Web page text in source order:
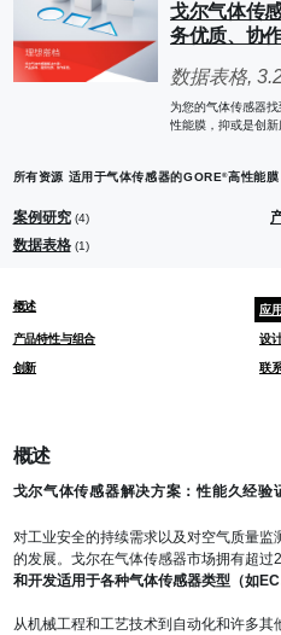
戈尔气体传
务优质、协
数据表格,
为您的气体传感器
性能膜，抑或是创新
所有资源 适用于气体传感器的GORE®高性能膜
案例研究(4)
数据表格(1)
概述 应用
产品特性与组合 设
创新 联
概述
戈尔气体传感器解决方案：性能久经验
对工业安全的持续需求以及对空气质量
的发展。戈尔在气体传感器市场拥有超过
和开发适用于各种气体传感器类型（如
从机械工程和工艺技术到自动化和许多